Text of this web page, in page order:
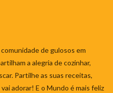
de gulosos em
a alegria de cozinhar,
Partilhe as suas receitas,
adorar! E o Mundo é mais feliz